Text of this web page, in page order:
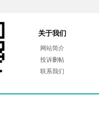
关于我们
网站简介
投诉删帖
联系我们